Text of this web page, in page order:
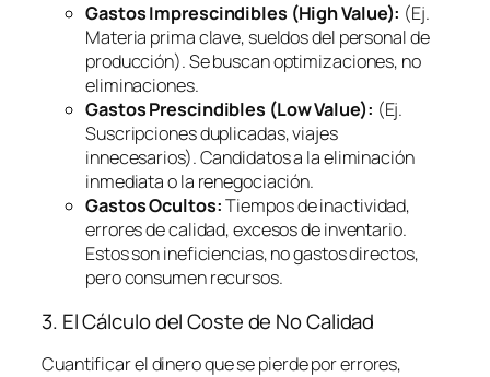
Gastos Imprescindibles (High Value): (Ej.
Materia prima clave, sueldos del personal de
producción). Se buscan optimizaciones, no
eliminaciones.
Gastos Prescindibles (Low Value): (Ej.
Suscripciones duplicadas, viajes
innecesarios). Candidatos a la eliminación
inmediata o la renegociación.
Gastos Ocultos:Tiempos de inactividad,
errores de calidad, excesos de inventario.
Estos son ineficiencias, no gastos directos,
pero consumen recursos.
3. El Cálculo del Coste de No Calidad
Cuantificar el dinero que se pierde por errores,